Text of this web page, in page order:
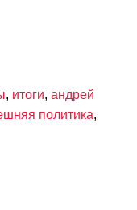
, итоги, андрей
политика,